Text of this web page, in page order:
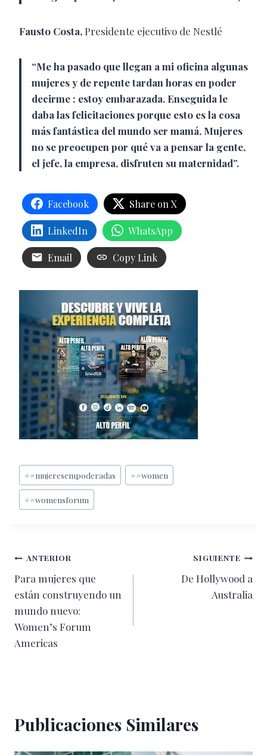
Fausto Costa,Presidente ejecutivo de Nestlé
“Me ha pasado que llegan a mi oficina algunas
mujeres y de repente tardan horas en poder
decirme : estoy embarazada. Enseguida le
daba las felicitaciones porque esto es la cosa
más fantástica del mundo ser mamá. Mujeres
no se preocupen por qué va a pensar la gente,
el jefe, la empresa, disfruten su maternidad”.
Facebook Share on X
LinkedIn WhatsApp
Email Copy Link
Etiquetas
de
la
##mujeresempoderadas ##women
##womensforum
Navegación
de
entradas
ANTERIOR
Para mujeres que
están construyendo un
mundo nuevo:
Women’s Forum
Americas
SIGUIENTE
De Hollywood a
Australia
Publicaciones Similares